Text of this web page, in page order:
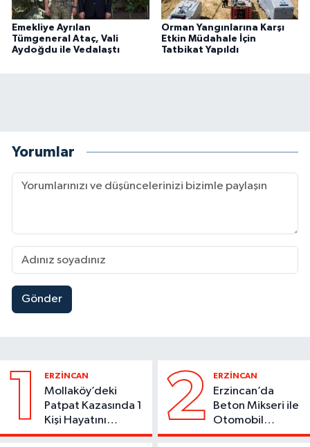
Emekliye Ayrılan
Tümgeneral Ataç, Vali
Aydoğdu ile Vedalaştı
Orman Yangınlarına Karşı
Etkin Müdahale İçin
Tatbikat Yapıldı
Yorumlar
Gönder
1 ERZİNCAN
Mollaköy’deki
Patpat Kazasında 1
Kişi Hayatını
Kaybetti
2 ERZİNCAN
Erzincan’da
Beton Mikseri ile
Otomobil
Çarpıştı